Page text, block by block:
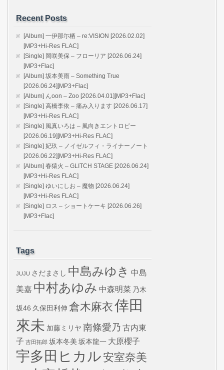
Recent Posts
[Album] 一伊那尓栖 – re:VISION [2026.02.02]
[MP3+Hi-Res FLAC]
[Single] 岡咲美保 – フローリア [2026.06.24]
[MP3+Flac]
[Album] 坂本美雨 – Something True
[2026.06.24][MP3+Flac]
[Album] んoon – Zoo [2026.04.01][MP3+Flac]
[Single] 高橋李依 – 痛み入ります [2026.06.17]
[MP3+Hi-Res FLAC]
[Single] 風真いろは – 風向きエントロピー
[2026.06.19][MP3+Hi-Res FLAC]
[Single] 妃玖 – ノイゼルフィ・ライナーノート
[2026.06.22][MP3+Hi-Res FLAC]
[Album] 春猿火 – GLITCH STAGE [2026.06.24]
[MP3+Hi-Res FLAC]
[Single] ゆいにしお – 魔物 [2026.06.24]
[MP3+Hi-Res FLAC]
[Single] ロス – ショートケーキ [2026.06.26]
[MP3+Flac]
Tags
JUJU さだまさし 中島みゆき 中島
美嘉 中村あゆみ 中森明菜 乃木
坂46 久保田利伸 倉木麻衣倖田
來未 加藤ミリヤ 南條愛乃 古内東
子 吉田拓郎 坂本冬美 坂本龍一 大原櫻子
宇多田ヒカル安室奈美